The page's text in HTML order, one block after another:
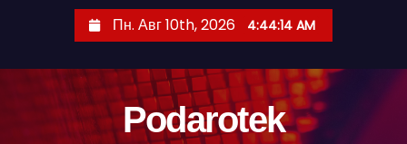
Пн. Авг 10th, 2026 4:44:15 AM
Podarotek